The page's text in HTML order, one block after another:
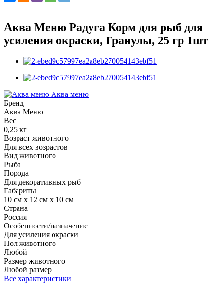
Аква Меню Радуга Корм для рыб для
усиления окраски, Гранулы, 25 гр 1шт
Аква меню
Бренд
Аква Меню
Вес
0,25 кг
Возраст животного
Для всех возрастов
Вид животного
Рыба
Порода
Для декоративных рыб
Габариты
10 см х 12 см х 10 см
Страна
Россия
Особенности/назначение
Для усиления окраски
Пол животного
Любой
Размер животного
Любой размер
Все характеристики